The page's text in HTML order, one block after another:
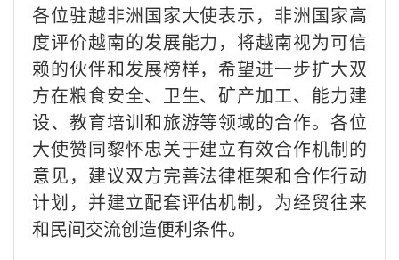
各位驻越非洲国家大使表示，非洲国家高
度评价越南的发展能力，将越南视为可信
赖的伙伴和发展榜样，希望进一步扩大双
方在粮食安全、卫生、矿产加工、能力建
设、教育培训和旅游等领域的合作。各位
大使赞同黎怀忠关于建立有效合作机制的
意见，建议双方完善法律框架和合作行动
计划，并建立配套评估机制，为经贸往来
和民间交流创造便利条件。